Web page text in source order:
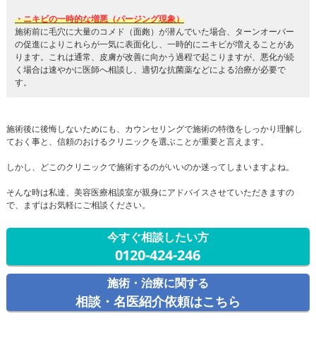
・ニキビの一時的な増悪（パージング現象）
施術前に毛穴に大量のコメド（面皰）が潜んでいた場合、ターンオーバー
の促進によりこれらが一気に表面化し、一時的にニキビが増えることがあ
ります。これは通常、皮膚が改善に向かう過程で起こりますが、悪化が続
く場合は速やかに医師へ相談し、適切な抗菌薬などによる治療が必要で
す。
施術後に後悔しないためにも、カウンセリングで施術の特徴をしっかり理解し
ておく事と、信頼のおけるクリニックを選ぶことが重要と言えます。
しかし、どこのクリニックで施術するのがいいのか迷ってしまいますよね。
そんな時は私達、美容医療相談室が親身にアドバイスさせていただきますの
で、まずはお気軽にご相談ください。
今すぐ相談したい方
0120-424-246
施術・治療に関する
相談・名医紹介依頼はこちら